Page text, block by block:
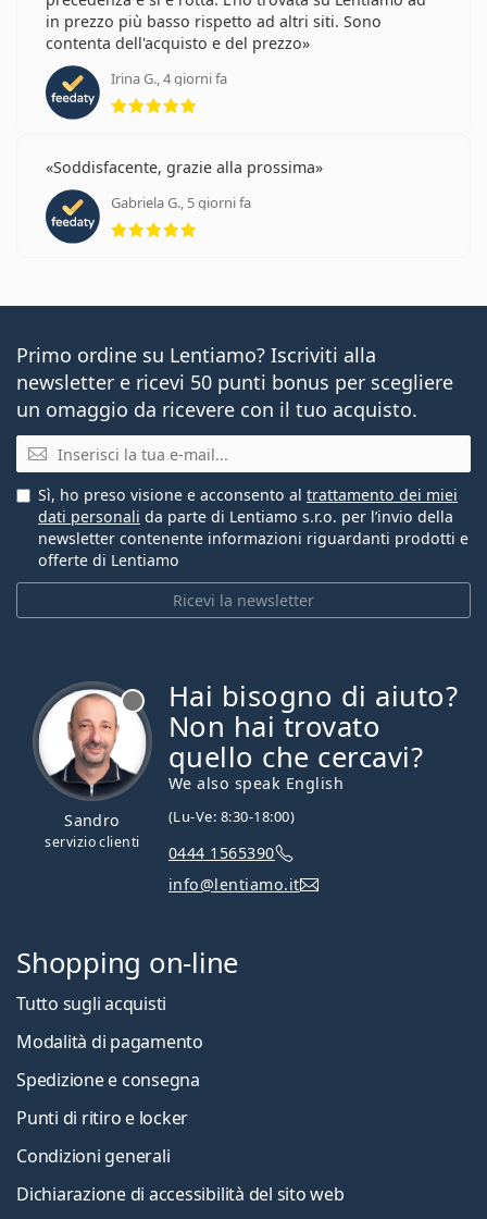
in prezzo più basso rispetto ad altri siti. Sono
contenta dell'acquisto e del prezzo
Irina G., 4 giorni fa
Soddisfacente, grazie alla prossima
Gabriela G., 5 giorni fa
valutazione 5 di 5
Primo ordine su Lentiamo? Iscriviti alla
newsletter e ricevi 50 punti bonus per scegliere
un omaggio da ricevere con il tuo acquisto.
E-mail
Ricevi la newsletter
Sì, ho preso visione e acconsento al trattamento dei miei
dati personali da parte di Lentiamo s.r.o. per l’invio della
newsletter contenente informazioni riguardanti prodotti e
offerte di Lentiamo
Sandro
servizio clienti
Hai bisogno di aiuto?
Non hai trovato
quello che cercavi?
We also speak English
(Lu-Ve: 8:30-18:00)
0444 1565390
info@lentiamo.it
Shopping on-line
Tutto sugli acquisti
Modalità di pagamento
Spedizione e consegna
Punti di ritiro e locker
Condizioni generali
Dichiarazione di accessibilità del sito web